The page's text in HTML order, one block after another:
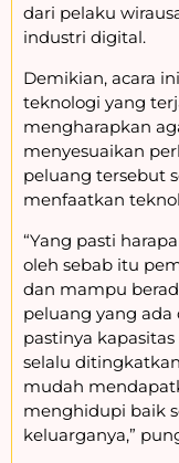
dari pelaku
industri digital.
Demikian, acara
teknologi yang
mengharapkan
menyesuaikan
peluang tersebut
menfaatkan
“Yang pasti
oleh sebab itu
dan mampu
peluang yang
pastinya
selalu
mudah
menghidupi baik
keluarganya,”